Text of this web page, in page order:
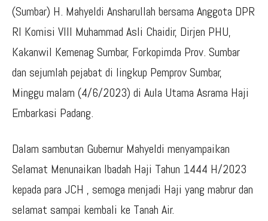
(Sumbar) H. Mahyeldi Ansharullah bersama Anggota DPR
RI Komisi VIII Muhammad Asli Chaidir, Dirjen PHU,
Kakanwil Kemenag Sumbar, Forkopimda Prov. Sumbar
dan sejumlah pejabat di lingkup Pemprov Sumbar,
Minggu malam (4/6/2023) di Aula Utama Asrama Haji
Embarkasi Padang.
Dalam sambutan Gubernur Mahyeldi menyampaikan
Selamat Menunaikan Ibadah Haji Tahun 1444 H/2023
kepada para JCH , semoga menjadi Haji yang mabrur dan
selamat sampai kembali ke Tanah Air.